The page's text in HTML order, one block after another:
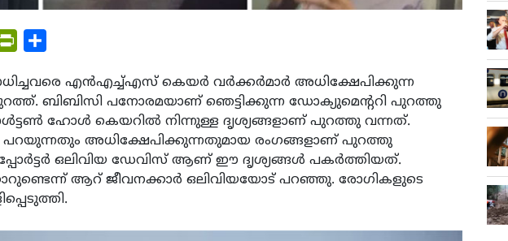
PrintFriendly
എന്‍എച്ച്എസ് കെയര്‍ വര്‍ക്കര്‍മാര്‍ അധിക്ഷേപിക്കുന്ന
ബിബിസി പനോരമയാണ് ഞെട്ടിക്കുന്ന ഡോക്യുമെന്ററി പുറത്തു
ഹോള്‍ കെയറില്‍ നിന്നുള്ള ദൃശ്യങ്ങളാണ് പുറത്തു വന്നത്.
പറയുന്നതും അധിക്ഷേപിക്കുന്നതുമായ രംഗങ്ങളാണ് പുറത്തു
ഒലിവിയ ഡേവിസ് ആണ് ഈ ദൃശ്യങ്ങള്‍ പകര്‍ത്തിയത്.
ആറ് ജീവനക്കാര്‍ ഒലിവിയയോട് പറഞ്ഞു. രോഗികളുടെ